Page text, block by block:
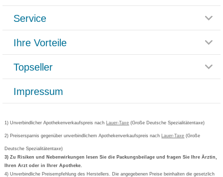
Glossar
Häufig gestellte Fragen
Datenschutz
AGB
Cookie-Einstellungen
Vertrag widerrufen
Service
Rücksendemöglichkeit
Paketlieferstatus
Versandkosten
Bestellschein ausfüllen
Newsletteranmeldung
Ihre Vorteile
Rezeptlieferung
Bonusprogramm
Gutschein und Rabatte
Kundenbewertung
Topseller
Grippostad
Bepanthen
Formoline
Wick
Impressum
1) Unverbindlicher Apothekenverkaufspreis nach Lauer-Taxe (Große Deutsche Spezialitätentaxe)
2) Preisersparnis gegenüber unverbindlichem Apothekenverkaufspreis nach Lauer-Taxe (Große
Deutsche Spezialitätentaxe)
3) Zu Risiken und Nebenwirkungen lesen Sie die Packungsbeilage und fragen Sie Ihre Ärztin,
Ihren Arzt oder in Ihrer Apotheke.
4) Unverbindliche Preisempfehlung des Herstellers. Die angegebenen Preise beinhalten die gesetzlich